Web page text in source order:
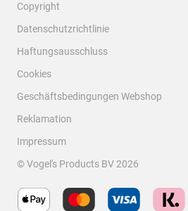
Copyright
Datenschutzrichtlinie
Haftungsausschluss
Cookies
Geschäftsbedingungen Webshop
Reklamation
Impressum
© Vogel's Products BV2026